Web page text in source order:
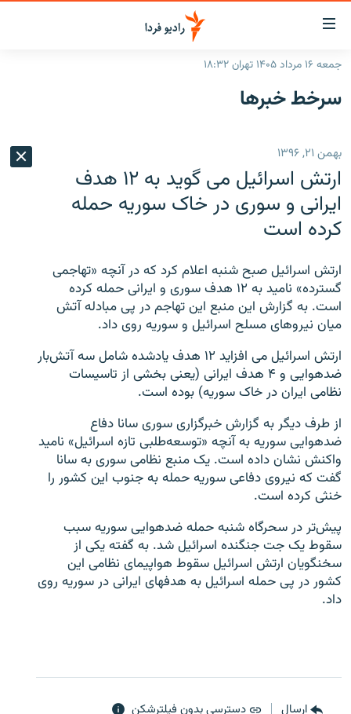
لینک‌های
قابلیت
دسترسی
بازگشت
اصلی
رفتن
صفحه
جستجو
ایران
رادیو
انتخاب کنید و بشنوید
برنامه‌های رادیویی
پادکست
چندرسانه‌ای
گزارش‌های ویدئویی
English
به ما بپیوندید
زبان‌های دیگر
جمعه ۱۶ مرداد ۱۴۰۵ تهران ۱۸:۳۲
سرخط‌ خبرها
بهمن ۲۱, ۱۳۹۶
ارتش اسرائیل می گوید به ۱۲ هدف
ایرانی و سوری در خاک سوریه حمله
کرده است
ارتش اسرائیل صبح شنبه اعلام کرد که در آنچه «تهاجمی
گسترده» نامید به ۱۲ هدف سوری و ایرانی حمله کرده
است. به گزارش این منبع این تهاجم در پی مبادله آتش
میان نیروهای مسلح اسرائیل و سوریه روی داد.
ارتش اسرائیل می افزاید ۱۲ هدف یادشده شامل سه آتش‌بار
ضدهوایی و ۴ هدف ایرانی (یعنی بخشی از تاسیسات
نظامی ایران در خاک سوریه) بوده است.
از طرف دیگر به گزارش خبرگزاری سوری سانا دفاع
ضدهوایی سوریه به آنچه «توسعه‌طلبی تازه اسرائیل» نامید
واکنش نشان داده است. یک منبع نظامی سوری به سانا
گفت که نیروی دفاعی سوریه حمله به جنوب این کشور را
خنثی کرده است.
پیش‌تر در سحرگاه شنبه حمله ضدهوایی سوریه سبب
سقوط یک جت جنگنده اسرائیل شد. به گفته یکی از
سخنگویان ارتش اسرائیل سقوط هواپیمای نظامی این
کشور در پی حمله اسرائیل به هدفهای ایرانی در سوریه روی
داد.
ارسال دسترسی بدون فیلترشکن